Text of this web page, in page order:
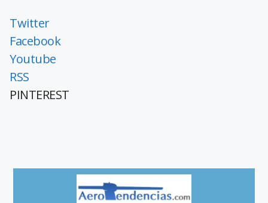
Twitter
Facebook
Youtube
RSS
PINTEREST